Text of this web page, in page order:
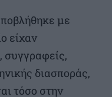
με
είχαν
συγγραφείς,
διασποράς,
τόσο στην